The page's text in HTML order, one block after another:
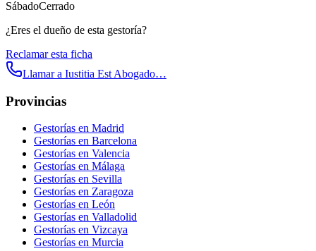
SábadoCerrado
¿Eres el dueño de esta gestoría?
Reclamar esta ficha
Llamar a Iustitia Est Abogado…
Provincias
Gestorías en Madrid
Gestorías en Barcelona
Gestorías en Valencia
Gestorías en Málaga
Gestorías en Sevilla
Gestorías en Zaragoza
Gestorías en León
Gestorías en Valladolid
Gestorías en Vizcaya
Gestorías en Murcia